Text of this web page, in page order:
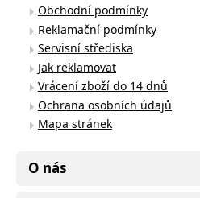
Obchodní podmínky
Reklamační podmínky
Servisní střediska
Jak reklamovat
Vrácení zboží do 14 dnů
Ochrana osobních údajů
Mapa stránek
O nás